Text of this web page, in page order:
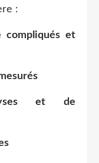
:
compliqués et
et de